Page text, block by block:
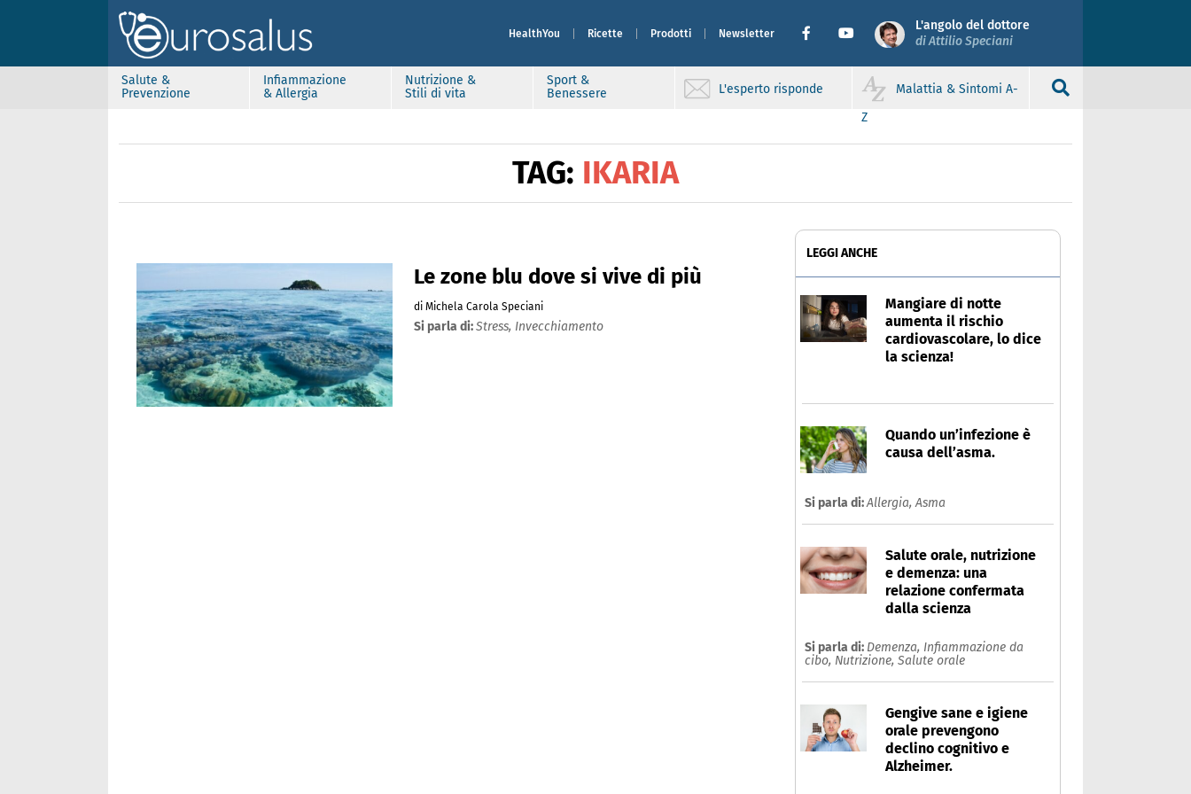
HealthYou Ricette Prodotti Newsletter
L'angolo del dottore
di Attilio Speciani
Salute &
Prevenzione
Infiammazione
& Allergia
Nutrizione &
Stili di vita
Sport &
Benessere
L'esperto risponde
Malattia & Sintomi A-
Z
TAG: IKARIA
Le zone blu dove si vive di più
di Michela Carola Speciani
Si parla di:Stress, Invecchiamento
LEGGI ANCHE
Mangiare di notte
aumenta il rischio
cardiovascolare, lo dice
la scienza!
Quando un’infezione è
causa dell’asma.
Si parla di:Allergia,Asma
Salute orale, nutrizione
e demenza: una
relazione confermata
dalla scienza
Si parla di: Demenza, Infiammazione da
cibo, Nutrizione, Salute orale
Gengive sane e igiene
orale prevengono
declino cognitivo e
Alzheimer.